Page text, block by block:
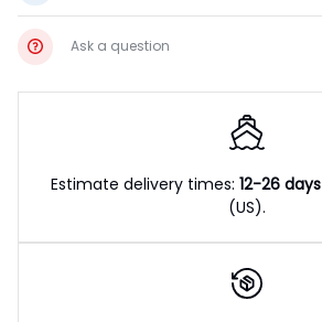
Ask a question
Estimate delivery times: 12-26 days
(US).